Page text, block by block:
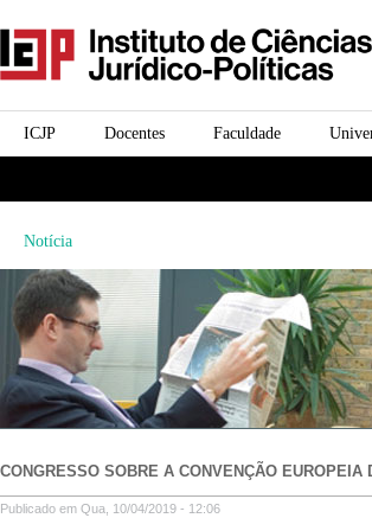
principal
icjp
menu-institucional Faculdade
Docentes
ICJP
Notícia
CONGRESSO SOBRE A CONVENÇÃO EUROPEIA
Publicado em Qua, 10/04/2019 - 12:06